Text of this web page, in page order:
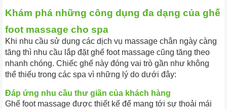
Khám phá những công dụng đa dạng của ghế
foot massage cho spa
Khi nhu cầu sử dụng các dịch vụ massage chân ngày càng
tăng thì nhu cầu lắp đặt ghế foot massage cũng tăng theo
nhanh chóng. Chiếc ghế này đóng vai trò gần như không
thể thiếu trong các spa vì những lý do dưới đây:
Đáp ứng nhu cầu thư giãn của khách hàng
Ghế foot massage được thiết kế để mang tới sự thoải mái